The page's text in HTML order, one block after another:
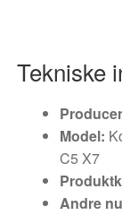
Tekniske
Model:
C5 X7
Andre